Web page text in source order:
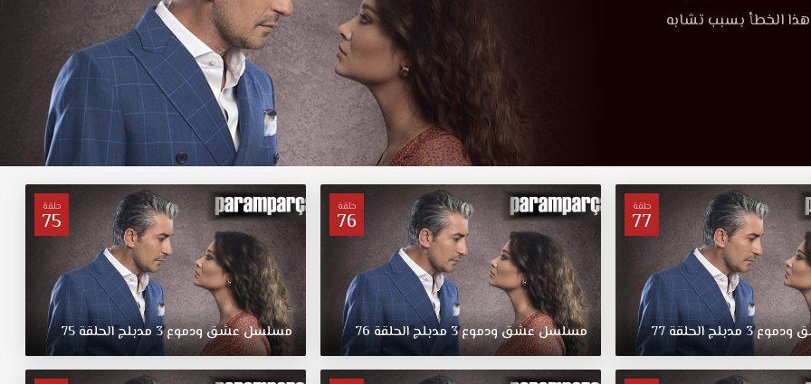
هذا الخطأ بسبب تشابه
حلقة
77
ودموع3 مدبلجالحلقة77
حلقة
76
مسلسلعشقودموع3 مدبلجالحلقة 76
حلقة
75
مسلسلعشقودموع3 مدبلجالحلقة75